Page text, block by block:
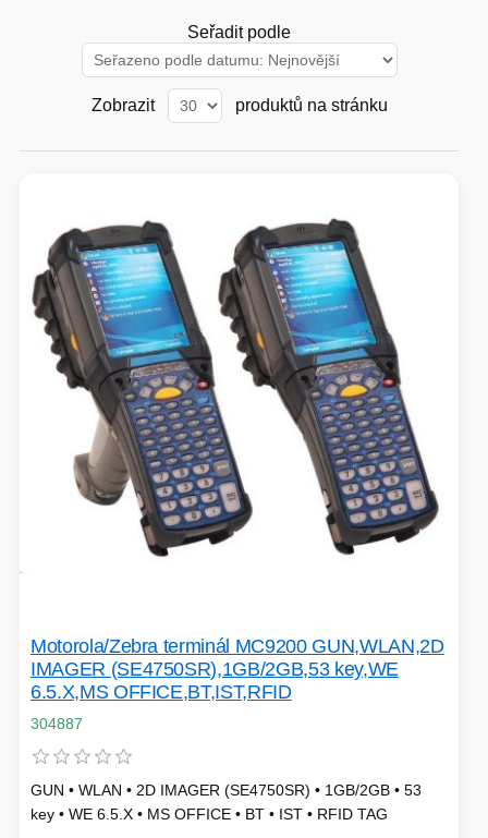
AI ROBOTIZACE
PRACOVNÍ STANICE
HERNÍ PODLOŽKY
GRAFICKÉ KARTY
AI ENTERPRISE
ZABEZPEČENÍ
KLÁVESNICE A MYŠI
ZÁRUKY - SLUŽBY
SOHO INTERNÍ DISKY
ELEKTRONIKA
CHYTRÉ OSVĚTLENÍ
HOBBY
SÍTĚ
SÍŤOVÉ PRVKY Pro
DOMÁCNOST
NOVINKY
Seřadit podle
Zobrazit produktů na stránku
Motorola/Zebra terminál MC9200 GUN,WLAN,2D
IMAGER (SE4750SR),1GB/2GB,53 key,WE
6.5.X,MS OFFICE,BT,IST,RFID
304887
GUN • WLAN • 2D IMAGER (SE4750SR) • 1GB/2GB • 53
key • WE 6.5.X • MS OFFICE • BT • IST • RFID TAG